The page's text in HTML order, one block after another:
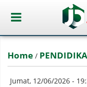
Home /
Jumat, 12/06/2026 -